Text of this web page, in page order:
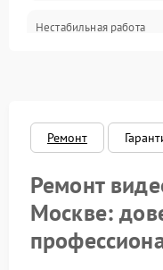
Электронные
Общие поломки
Экран (дисплей)
Программные сбои
Нестабильная работа
Ремонт
Ремонт
Москве: